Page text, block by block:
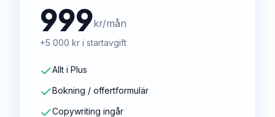
999kr/mån
+5 000 kr i startavgift
Allt i Plus
Bokning / offertformulär
Copywriting ingår